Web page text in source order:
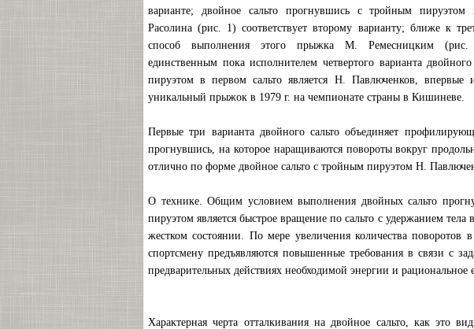
варианте; двойное сальто прогнувшись с тройным
Расолина (рис. 1) соответствует второму варианту; ближе к
способ выполнения этого прыжка М. Ремесницким
единственным пока исполнителем четвертого варианта
пируэтом в первом сальто является Н. Павлюченков, впервые
уникальный прыжок в 1979 г. на чемпионате страны в Кишиневе.
Первые три варианта двойного сальто объединяет
прогнувшись, на которое наращиваются повороты вокруг
отлично по форме двойное сальто с тройным пируэтом Н.
О технике. Общим условием выполнения двойных сальто
пируэтом является быстрое вращение по сальто с удержанием тела
жестком состоянии. По мере увеличения количества поворотов
спортсмену предъявляются повышенные требования в связи с
предварительных действиях необходимой энергии и рациональное
Характерная черта отталкивания на двойное сальто, как это